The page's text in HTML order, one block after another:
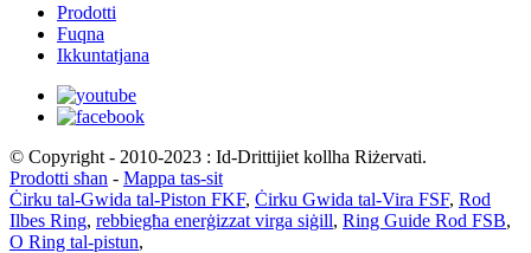
Prodotti
Fuqna
Ikkuntatjana
© Copyright - 2010-2023 : Id-Drittijiet kollha Riżervati.
Prodotti sħan - Mappa tas-sit
Ċirku tal-Gwida tal-Piston FKF, Ċirku Gwida tal-Vira FSF, Rod
Ilbes Ring, rebbiegħa enerġizzat virga siġill, Ring Guide Rod FSB,
O Ring tal-pistun,